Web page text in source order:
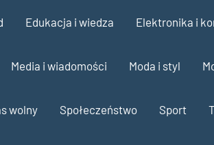
Edukacja i wiedza Elektronika i
Media i wiadomości Moda i styl
wolny Społeczeństwo Sport